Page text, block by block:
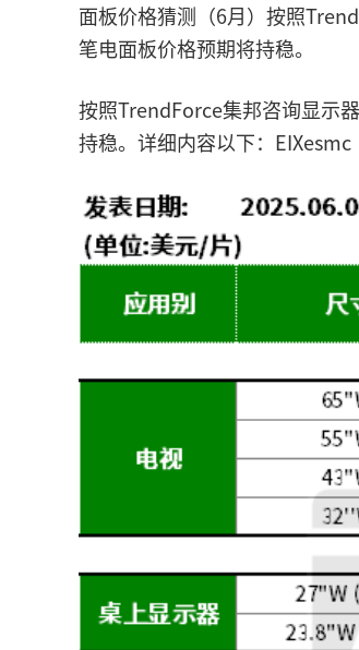
面板价格猜测（6月）按照
笔电面板价格预期将持稳。
按照TrendForce集邦咨询显示
持稳。详细内容以下：EIXesmc